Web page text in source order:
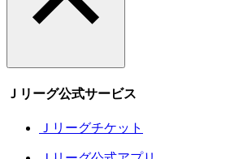
Ｊリーグ公式サービス
Ｊリーグチケット